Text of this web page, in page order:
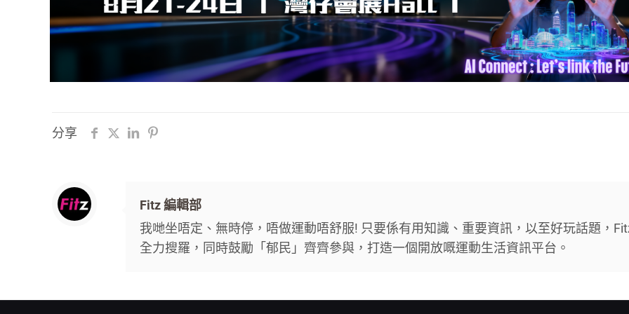
分享
Fitz 編輯部
我哋坐唔定、無時停，唔做運動唔舒服! 只要係有用知識、重要資訊，以至好玩話題，
全力搜羅，同時鼓勵「郁民」齊齊參與，打造一個開放嘅運動生活資訊平台。